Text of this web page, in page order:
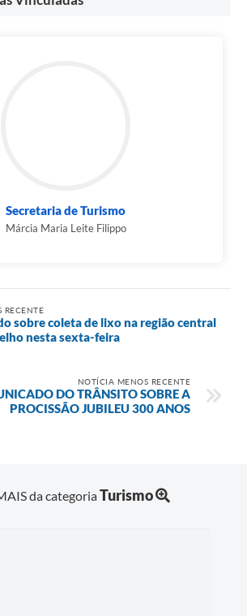
Secretaria de Turismo
Márcia Maria Leite Filippo
RECENTE
sobre coleta de lixo na região central
nesta sexta-feira
NOTÍCIA MENOS RECENTE
DO TRÂNSITO SOBRE A
PROCISSÃO JUBILEU 300 ANOS
da categoriaTurismo